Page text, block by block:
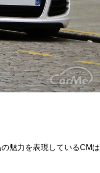
魅力を表現しているCMは